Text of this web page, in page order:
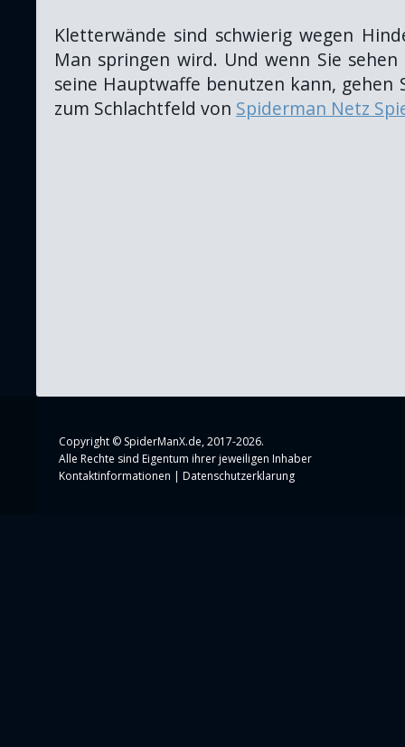
Kletterwände sind schwierig wegen
Man springen wird. Und wenn Sie
seine Hauptwaffe benutzen kann, gehen
zum Schlachtfeld von Spiderman Netz
Copyright © SpiderManX.de, 2017-2026.
Alle Rechte sind Eigentum ihrer jeweiligen Inhaber
Kontaktinformationen | Datenschutzerklarung